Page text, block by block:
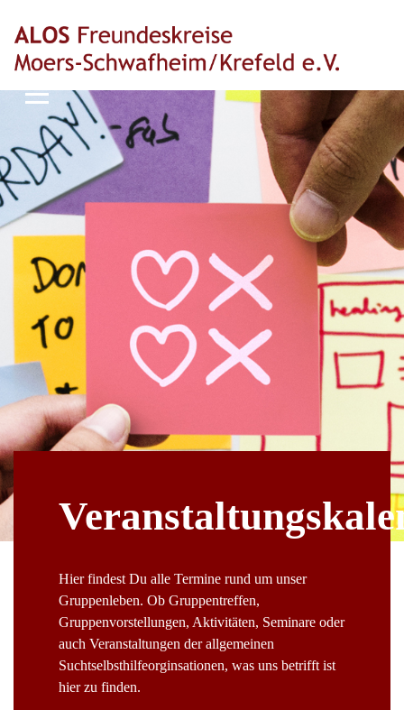
Hier findest Du alle Termine rund um unser
Gruppenleben. Ob Gruppentreffen,
Gruppenvorstellungen, Aktivitäten, Seminare oder
auch Veranstaltungen der allgemeinen
Suchtselbsthilfeorginsationen, was uns betrifft ist
hier zu finden.